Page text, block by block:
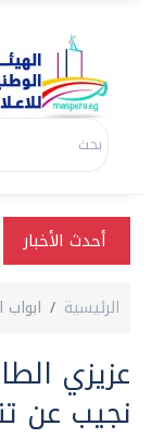
أحدث الأخبار
الرئيسية ابواب
عزيزي
نجيب عن